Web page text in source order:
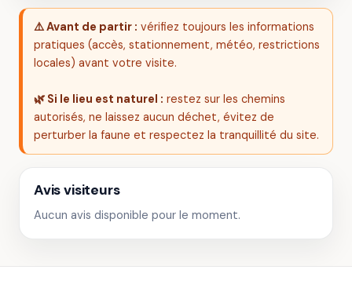
⚠️ Avant de partir : vérifiez toujours les informations
pratiques (accès, stationnement, météo, restrictions
locales) avant votre visite.
🌿 Si le lieu est naturel : restez sur les chemins
autorisés, ne laissez aucun déchet, évitez de
perturber la faune et respectez la tranquillité du site.
Avis visiteurs
Aucun avis disponible pour le moment.